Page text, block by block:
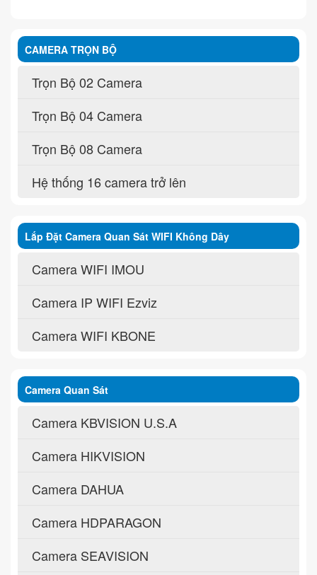
CAMERA TRỌN BỘ
Trọn Bộ 02 Camera
Trọn Bộ 04 Camera
Trọn Bộ 08 Camera
Hệ thống 16 camera trở lên
Lắp Đặt Camera Quan Sát WIFI Không Dây
Camera WIFI IMOU
Camera IP WIFI Ezviz
Camera WIFI KBONE
Camera Quan Sát
Camera KBVISION U.S.A
Camera HIKVISION
Camera DAHUA
Camera HDPARAGON
Camera SEAVISION